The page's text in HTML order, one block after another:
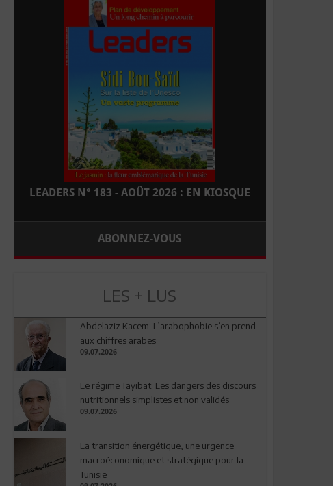
LEADERS N° 183 - AOÛT 2026 : EN KIOSQUE
ABONNEZ-VOUS
LES + LUS
Abdelaziz Kacem: L’arabophobie s’en prend
aux chiffres arabes
09.07.2026
Le régime Tayibat: Les dangers des discours
nutritionnels simplistes et non validés
09.07.2026
La transition énergétique, une urgence
macroéconomique et stratégique pour la
Tunisie